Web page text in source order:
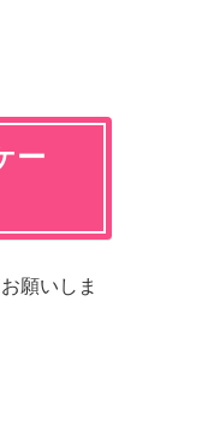
ー
願いしま